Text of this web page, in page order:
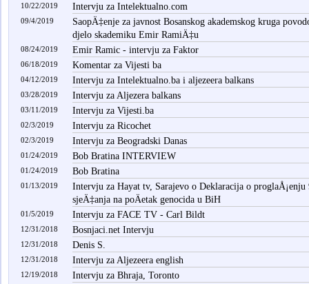
10/22/2019 Intervju za Intelektualno.com
09/4/2019
SaopÄ‡enje za javnost Bosanskog akademskog kruga
djelo skademiku Emir RamiÄ‡u
08/24/2019 Emir Ramic - intervju za Faktor
06/18/2019 Komentar za Vijesti ba
04/12/2019 Intervju za Intelektualno.ba i aljezeera balkans
03/28/2019 Intervju za Aljezera balkans
03/11/2019 Intervju za Vijesti.ba
02/3/2019 Intervju za Ricochet
02/3/2019 Intervju za Beogradski Danas
01/24/2019 Bob Bratina INTERVIEW
01/24/2019 Bob Bratina
01/13/2019
Intervju za Hayat tv, Sarajevo o Deklaracija o proglaÅ¡enju
sjeÄ‡anja na poÄetak genocida u BiH
01/5/2019 Intervju za FACE TV - Carl Bildt
12/31/2018 Bosnjaci.net Intervju
12/31/2018 Denis S.
12/31/2018 Intervju za Aljezeera english
12/19/2018 Intervju za Bhraja, Toronto